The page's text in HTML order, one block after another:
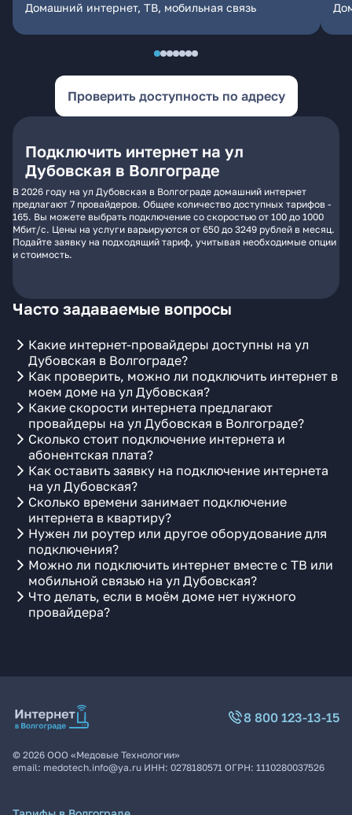
Домашний интернет, ТВ, мобильная связь
Проверить доступность по адресу
Подключить интернет на ул
Дубовская в Волгограде
В 2026 году на ул Дубовская в Волгограде домашний интернет
предлагают 7 провайдеров. Общее количество доступных тарифов -
165. Вы можете выбрать подключение со скоростью от 100 до 1000
Мбит/с. Цены на услуги варьируются от 650 до 3249 рублей в месяц.
Подайте заявку на подходящий тариф, учитывая необходимые опции
и стоимость.
Часто задаваемые вопросы
Какие интернет-провайдеры доступны на ул
Дубовская в Волгограде?
Как проверить, можно ли подключить интернет в
моем доме на ул Дубовская?
Какие скорости интернета предлагают
провайдеры на ул Дубовская в Волгограде?
Сколько стоит подключение интернета и
абонентская плата?
Как оставить заявку на подключение интернета
на ул Дубовская?
Сколько времени занимает подключение
интернета в квартиру?
Нужен ли роутер или другое оборудование для
подключения?
Можно ли подключить интернет вместе с ТВ или
мобильной связью на ул Дубовская?
Что делать, если в моём доме нет нужного
провайдера?
8 800 123-13-15
© 2026 ООО «Медовые Технологии»
email: medotech.info@ya.ru ИНН: 0278180571 ОГРН: 1110280037526